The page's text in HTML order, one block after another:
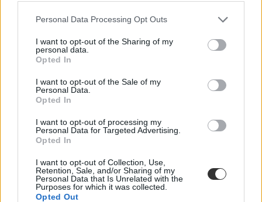
Personal Data Processing Opt Outs
I want to opt-out of the Sharing of my
personal data.
Opted In
I want to opt-out of the Sale of my
Personal Data.
Opted In
I want to opt-out of processing my
Personal Data for Targeted Advertising.
Opted In
I want to opt-out of Collection, Use,
Retention, Sale, and/or Sharing of my
Personal Data that Is Unrelated with the
Purposes for which it was collected.
Opted Out